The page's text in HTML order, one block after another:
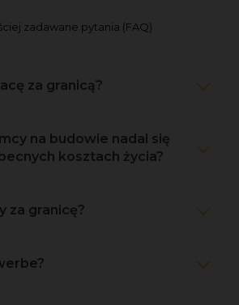
zadawane pytania (FAQ)
za granicą?
na budowie nadal się
kosztach życia?
za granicę?